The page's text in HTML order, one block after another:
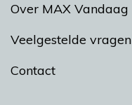
Over MAX Vandaag
Veelgestelde vragen
Contact